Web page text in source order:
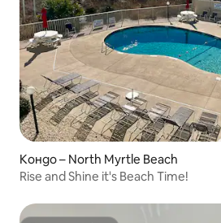
Кондо – North Myrtle Beach
Rise and Shine it's Beach Time!